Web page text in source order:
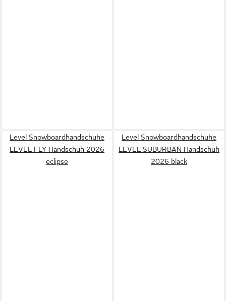
Level Snowboardhandschuhe
LEVEL FLY Handschuh 2026
eclipse
Level Snowboardhandschuhe
LEVEL SUBURBAN Handschuh
2026 black